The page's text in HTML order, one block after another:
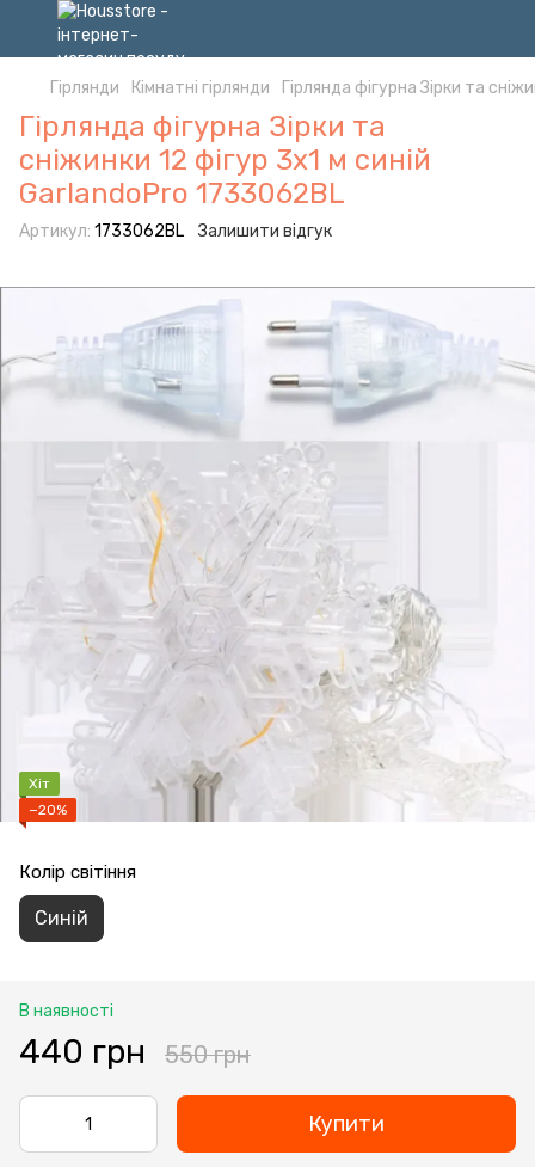
Гірлянди Кімнатні гірлянди Гірлянда фігурна Зірки та
Гірлянда фігурна Зірки та
сніжинки 12 фігур 3х1 м синій
GarlandoPro 1733062BL
Артикул: 1733062BL Залишити відгук
Хіт
−20%
Колір світіння
Синій
В наявності
440 грн 550 грн
Купити